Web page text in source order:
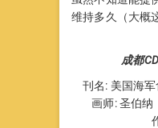
维持多久（大概
成都
刊名: 美国海
画师: 圣伯纳